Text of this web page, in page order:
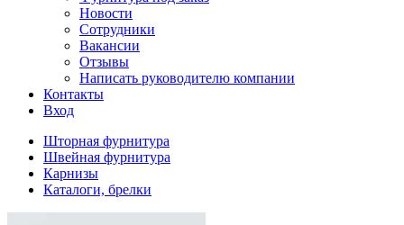
Новости
Сотрудники
Вакансии
Отзывы
Написать руководителю компании
Контакты
Вход
Шторная фурнитура
Швейная фурнитура
Карнизы
Каталоги, брелки